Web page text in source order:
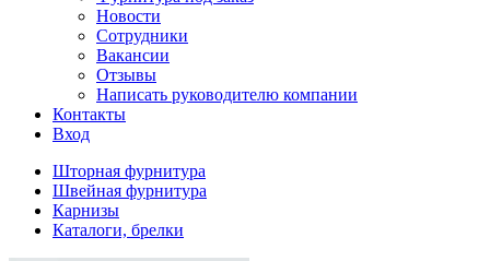
Новости
Сотрудники
Вакансии
Отзывы
Написать руководителю компании
Контакты
Вход
Шторная фурнитура
Швейная фурнитура
Карнизы
Каталоги, брелки